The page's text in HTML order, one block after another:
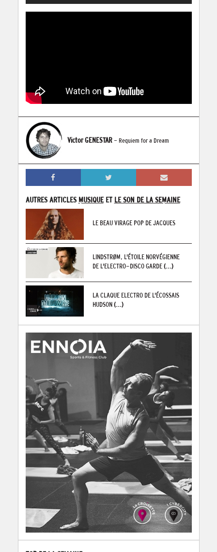
Victor GENESTAR - Requiem for a Dream
AUTRES ARTICLES MUSIQUEET LE SON DE LA SEMAINE
LE BEAU VIRAGE POP DE JACQUES
LINDSTRØM, L'ÉTOILE NORVÉGIENNE
DE L'ELECTRO-DISCO GARDE(...)
LA CLAQUE ELECTRO DE L'ÉCOSSAIS
HUDSON(...)